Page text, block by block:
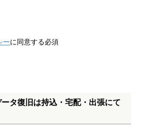
ーに同意する必須
タ復旧は持込・宅配・出張にて